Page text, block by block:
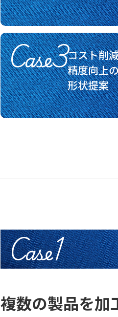
Case3コスト削
精度向上
形状提案
Case1
複数の製品を加